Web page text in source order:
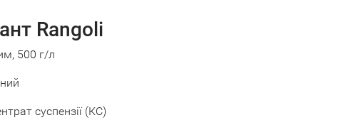
Rangoli
500 г/л
суспензії (КС)